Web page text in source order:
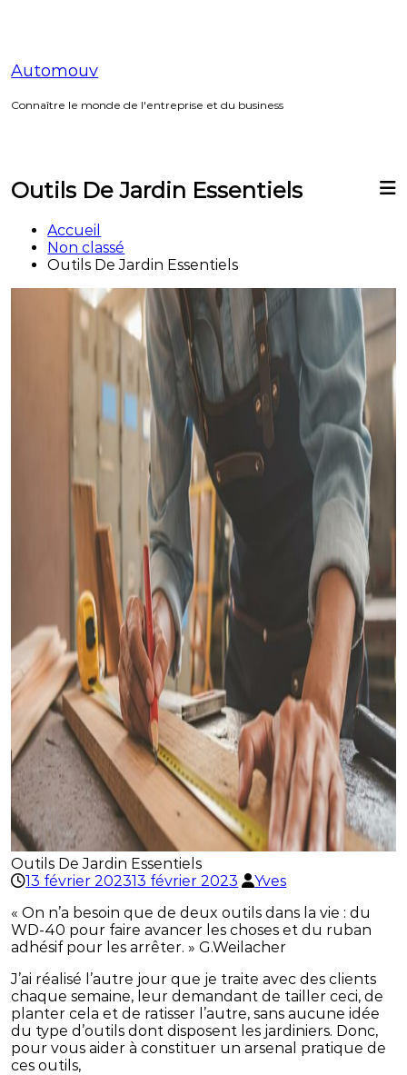
Automouv
Connaître le monde de l'entreprise et du business
Outils De Jardin Essentiels
Accueil
Non classé
Outils De Jardin Essentiels
Outils De Jardin Essentiels
13 février 202313 février 2023
Yves
« On n’a besoin que de deux outils dans la vie : du
WD-40 pour faire avancer les choses et du ruban
adhésif pour les arrêter. » G.Weilacher
J’ai réalisé l’autre jour que je traite avec des clients
chaque semaine, leur demandant de tailler ceci, de
planter cela et de ratisser l’autre, sans aucune idée
du type d’outils dont disposent les jardiniers. Donc,
pour vous aider à constituer un arsenal pratique de
ces outils,